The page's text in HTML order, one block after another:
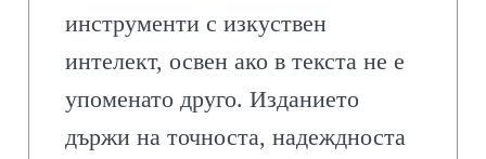
инструменти с изкуствен
интелект, освен ако в текста не е
упоменато друго. Изданието
държи на точноста, надеждноста